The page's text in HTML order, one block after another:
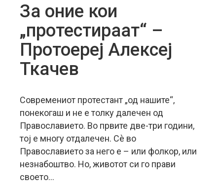
За оние кои
„протестираат“ –
Протоереј Алексеј
Ткачев
Современиот протестант „од нашите“,
понекогаш и не е толку далечен од
Православието. Во првите две-три години,
тој е многу отдалечен. Сè во
Православието за него е – или фолкор, или
незнабоштво. Но, животот си го прави
своето…